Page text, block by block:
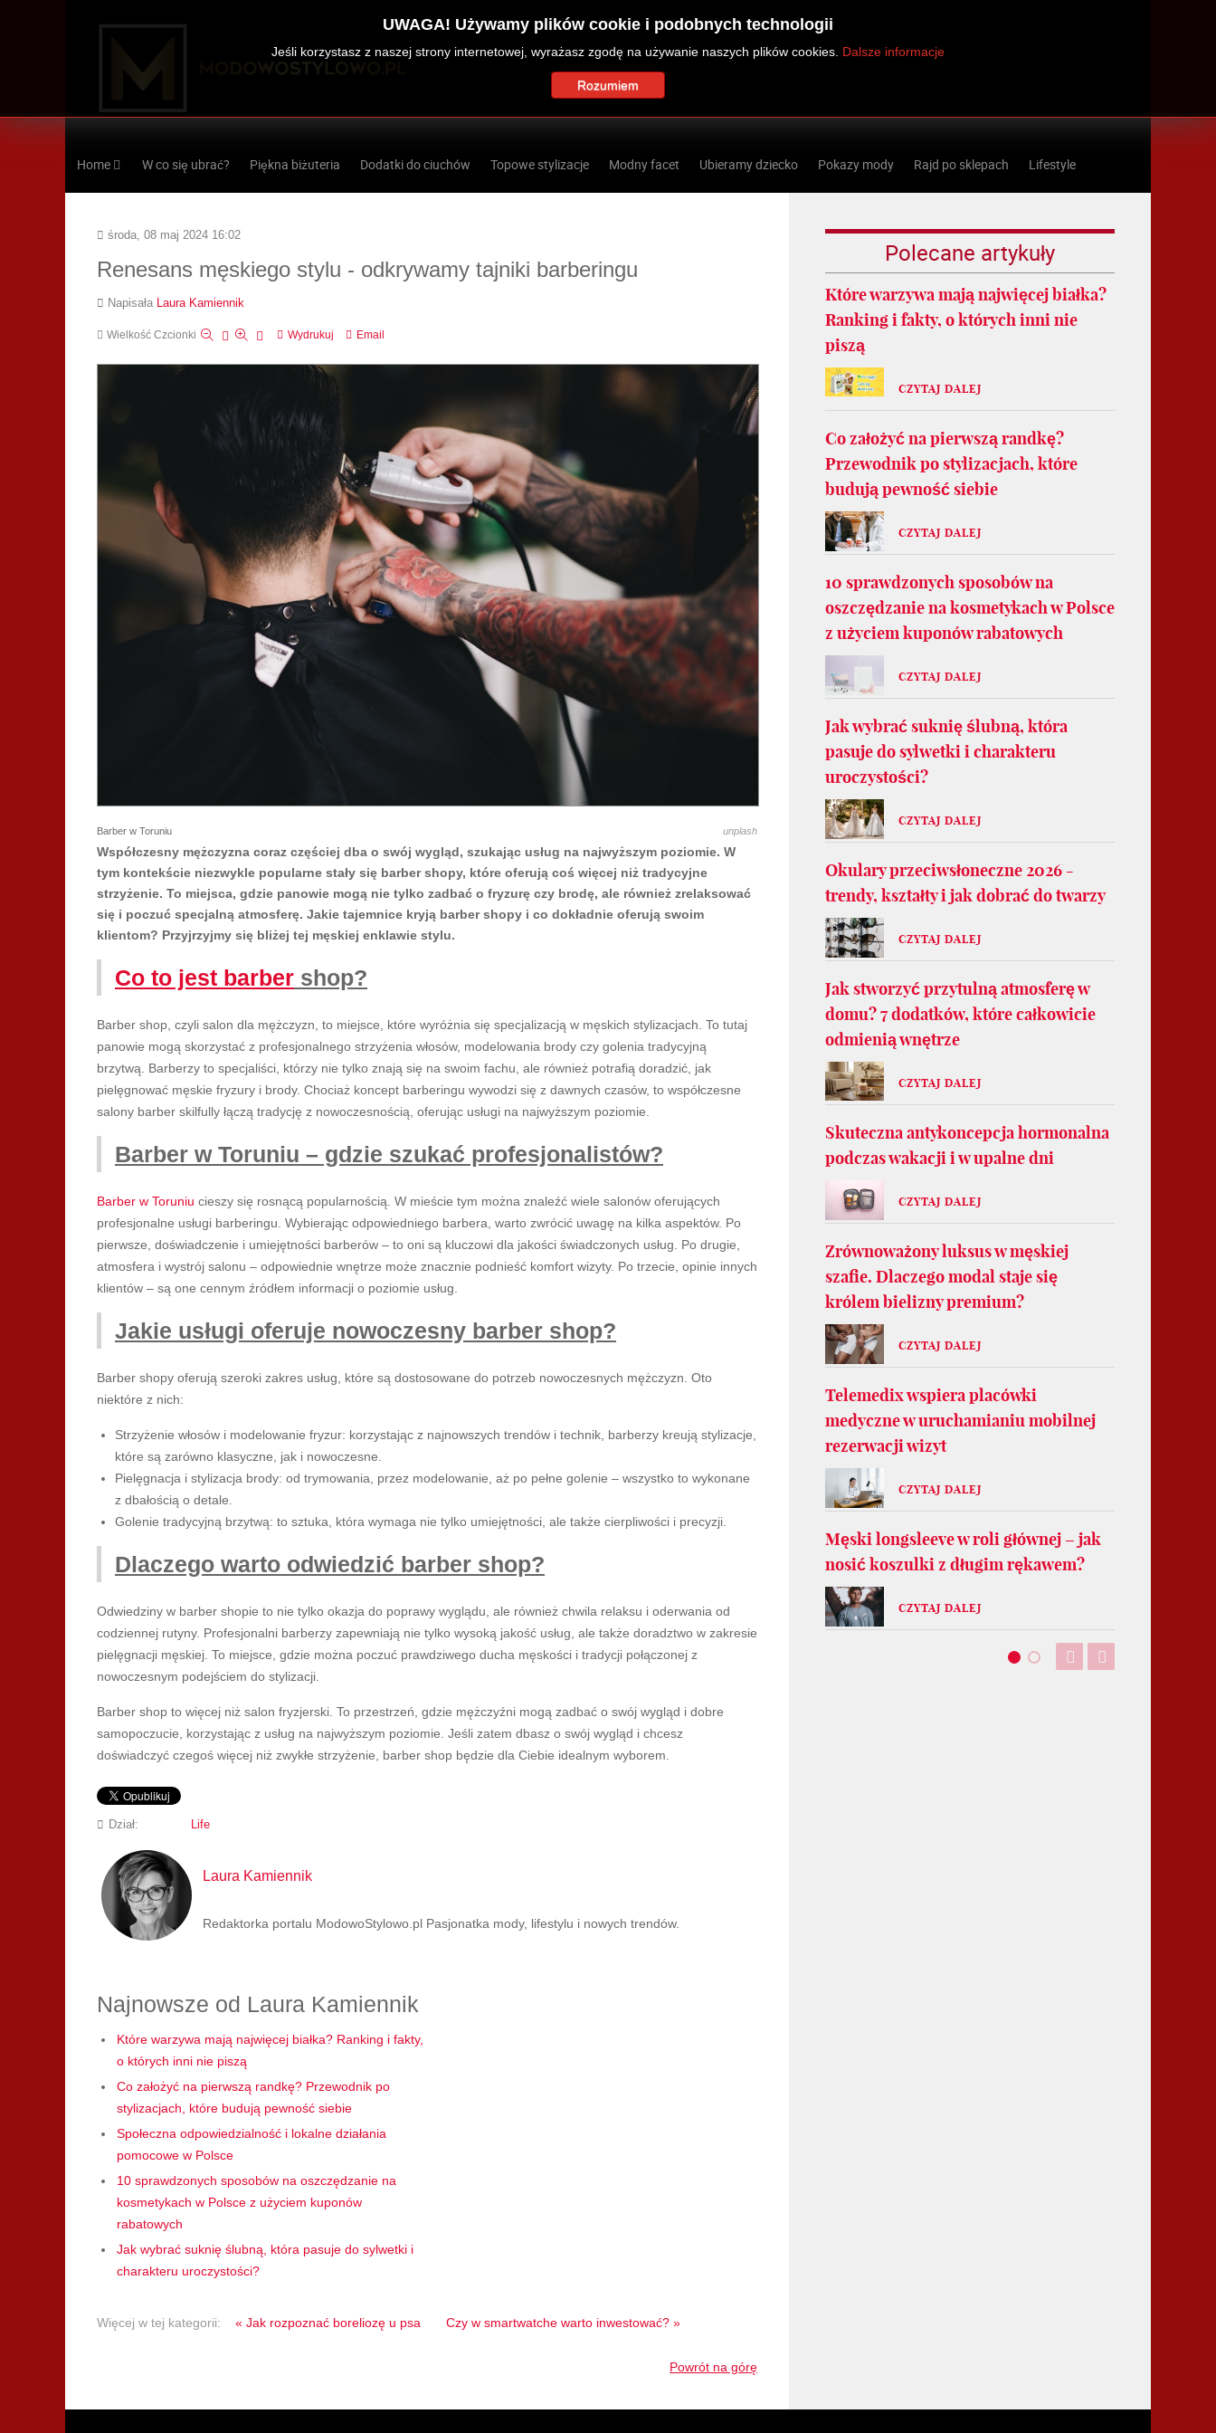
Home W co się ubrać? Piękna biżuteria Dodatki do ciuchów Topowe stylizacje Modny facet Ubieramy dziecko Pokazy mody Rajd po sklepach Lifestyle
środa, 08 maj 2024 16:02
Renesans męskiego stylu - odkrywamy tajniki barberingu
Napisała Laura Kamiennik
Wielkość Czcionki Wydrukuj Email
Barber w Toruniu unplash
Współczesny mężczyzna coraz częściej dba o swój wygląd, szukając usług na najwyższym poziomie. W
tym kontekście niezwykle popularne stały się barber shopy, które oferują coś więcej niż tradycyjne
strzyżenie. To miejsca, gdzie panowie mogą nie tylko zadbać o fryzurę czy brodę, ale również zrelaksować
się i poczuć specjalną atmosferę. Jakie tajemnice kryją barber shopy i co dokładnie oferują swoim
klientom? Przyjrzyjmy się bliżej tej męskiej enklawie stylu.
Co to jest barber shop?
Barber shop, czyli salon dla mężczyzn, to miejsce, które wyróżnia się specjalizacją w męskich stylizacjach. To tutaj
panowie mogą skorzystać z profesjonalnego strzyżenia włosów, modelowania brody czy golenia tradycyjną
brzytwą. Barberzy to specjaliści, którzy nie tylko znają się na swoim fachu, ale również potrafią doradzić, jak
pielęgnować męskie fryzury i brody. Chociaż koncept barberingu wywodzi się z dawnych czasów, to współczesne
salony barber skilfully łączą tradycję z nowoczesnością, oferując usługi na najwyższym poziomie.
Barber w Toruniu – gdzie szukać profesjonalistów?
Barber w Toruniu cieszy się rosnącą popularnością. W mieście tym można znaleźć wiele salonów oferujących
profesjonalne usługi barberingu. Wybierając odpowiedniego barbera, warto zwrócić uwagę na kilka aspektów. Po
pierwsze, doświadczenie i umiejętności barberów – to oni są kluczowi dla jakości świadczonych usług. Po drugie,
atmosfera i wystrój salonu – odpowiednie wnętrze może znacznie podnieść komfort wizyty. Po trzecie, opinie innych
klientów – są one cennym źródłem informacji o poziomie usług.
Jakie usługi oferuje nowoczesny barber shop?
Barber shopy oferują szeroki zakres usług, które są dostosowane do potrzeb nowoczesnych mężczyzn. Oto
niektóre z nich:
Strzyżenie włosów i modelowanie fryzur: korzystając z najnowszych trendów i technik, barberzy kreują stylizacje,
które są zarówno klasyczne, jak i nowoczesne.
Pielęgnacja i stylizacja brody: od trymowania, przez modelowanie, aż po pełne golenie – wszystko to wykonane
z dbałością o detale.
Golenie tradycyjną brzytwą: to sztuka, która wymaga nie tylko umiejętności, ale także cierpliwości i precyzji.
Dlaczego warto odwiedzić barber shop?
Odwiedziny w barber shopie to nie tylko okazja do poprawy wyglądu, ale również chwila relaksu i oderwania od
codziennej rutyny. Profesjonalni barberzy zapewniają nie tylko wysoką jakość usług, ale także doradztwo w zakresie
pielęgnacji męskiej. To miejsce, gdzie można poczuć prawdziwego ducha męskości i tradycji połączonej z
nowoczesnym podejściem do stylizacji.
Barber shop to więcej niż salon fryzjerski. To przestrzeń, gdzie mężczyźni mogą zadbać o swój wygląd i dobre
samopoczucie, korzystając z usług na najwyższym poziomie. Jeśli zatem dbasz o swój wygląd i chcesz
doświadczyć czegoś więcej niż zwykłe strzyżenie, barber shop będzie dla Ciebie idealnym wyborem.
Dział: Life
Laura Kamiennik
Redaktorka portalu ModowoStylowo.pl Pasjonatka mody, lifestylu i nowych trendów.
Najnowsze od Laura Kamiennik
Które warzywa mają najwięcej białka? Ranking i fakty,
o których inni nie piszą
Co założyć na pierwszą randkę? Przewodnik po
stylizacjach, które budują pewność siebie
Społeczna odpowiedzialność i lokalne działania
pomocowe w Polsce
10 sprawdzonych sposobów na oszczędzanie na
kosmetykach w Polsce z użyciem kuponów
rabatowych
Jak wybrać suknię ślubną, która pasuje do sylwetki i
charakteru uroczystości?
Więcej w tej kategorii: « Jak rozpoznać boreliozę u psa Czy w smartwatche warto inwestować? »
Powrót na górę
Polecane artykuły
Które warzywa mają najwięcej białka?
Ranking i fakty, o których inni nie
piszą
CZYTAJ DALEJ
Co założyć na pierwszą randkę?
Przewodnik po stylizacjach, które
budują pewność siebie
CZYTAJ DALEJ
10 sprawdzonych sposobów na
oszczędzanie na kosmetykach w Polsce
z użyciem kuponów rabatowych
CZYTAJ DALEJ
Jak wybrać suknię ślubną, która
pasuje do sylwetki i charakteru
uroczystości?
CZYTAJ DALEJ
Okulary przeciwsłoneczne 2026 -
trendy, kształty i jak dobrać do twarzy
CZYTAJ DALEJ
Jak stworzyć przytulną atmosferę w
domu? 7 dodatków, które całkowicie
odmienią wnętrze
CZYTAJ DALEJ
Skuteczna antykoncepcja hormonalna
podczas wakacji i w upalne dni
CZYTAJ DALEJ
Zrównoważony luksus w męskiej
szafie. Dlaczego modal staje się
królem bielizny premium?
CZYTAJ DALEJ
Telemedix wspiera placówki
medyczne w uruchamianiu mobilnej
rezerwacji wizyt
CZYTAJ DALEJ
Męski longsleeve w roli głównej – jak
nosić koszulki z długim rękawem?
CZYTAJ DALEJ
UWAGA! Używamy plików cookie i podobnych technologii
Jeśli korzystasz z naszej strony internetowej, wyrażasz zgodę na używanie naszych plików cookies. Dalsze informacje
Rozumiem